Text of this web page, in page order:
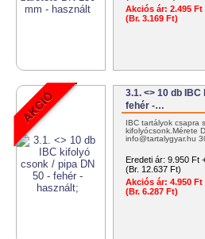
Akciós ár: 2.495 Ft
(Br. 3.169 Ft)
3.1. <> 10 db
fehér -…
IBC tartályok csapra
kifolyócsonk.Mérete
info@tartalygyar.hu
Eredeti ár: 9.950 Ft
(Br. 12.637 Ft)
Akciós ár: 4.950 Ft
(Br. 6.287 Ft)